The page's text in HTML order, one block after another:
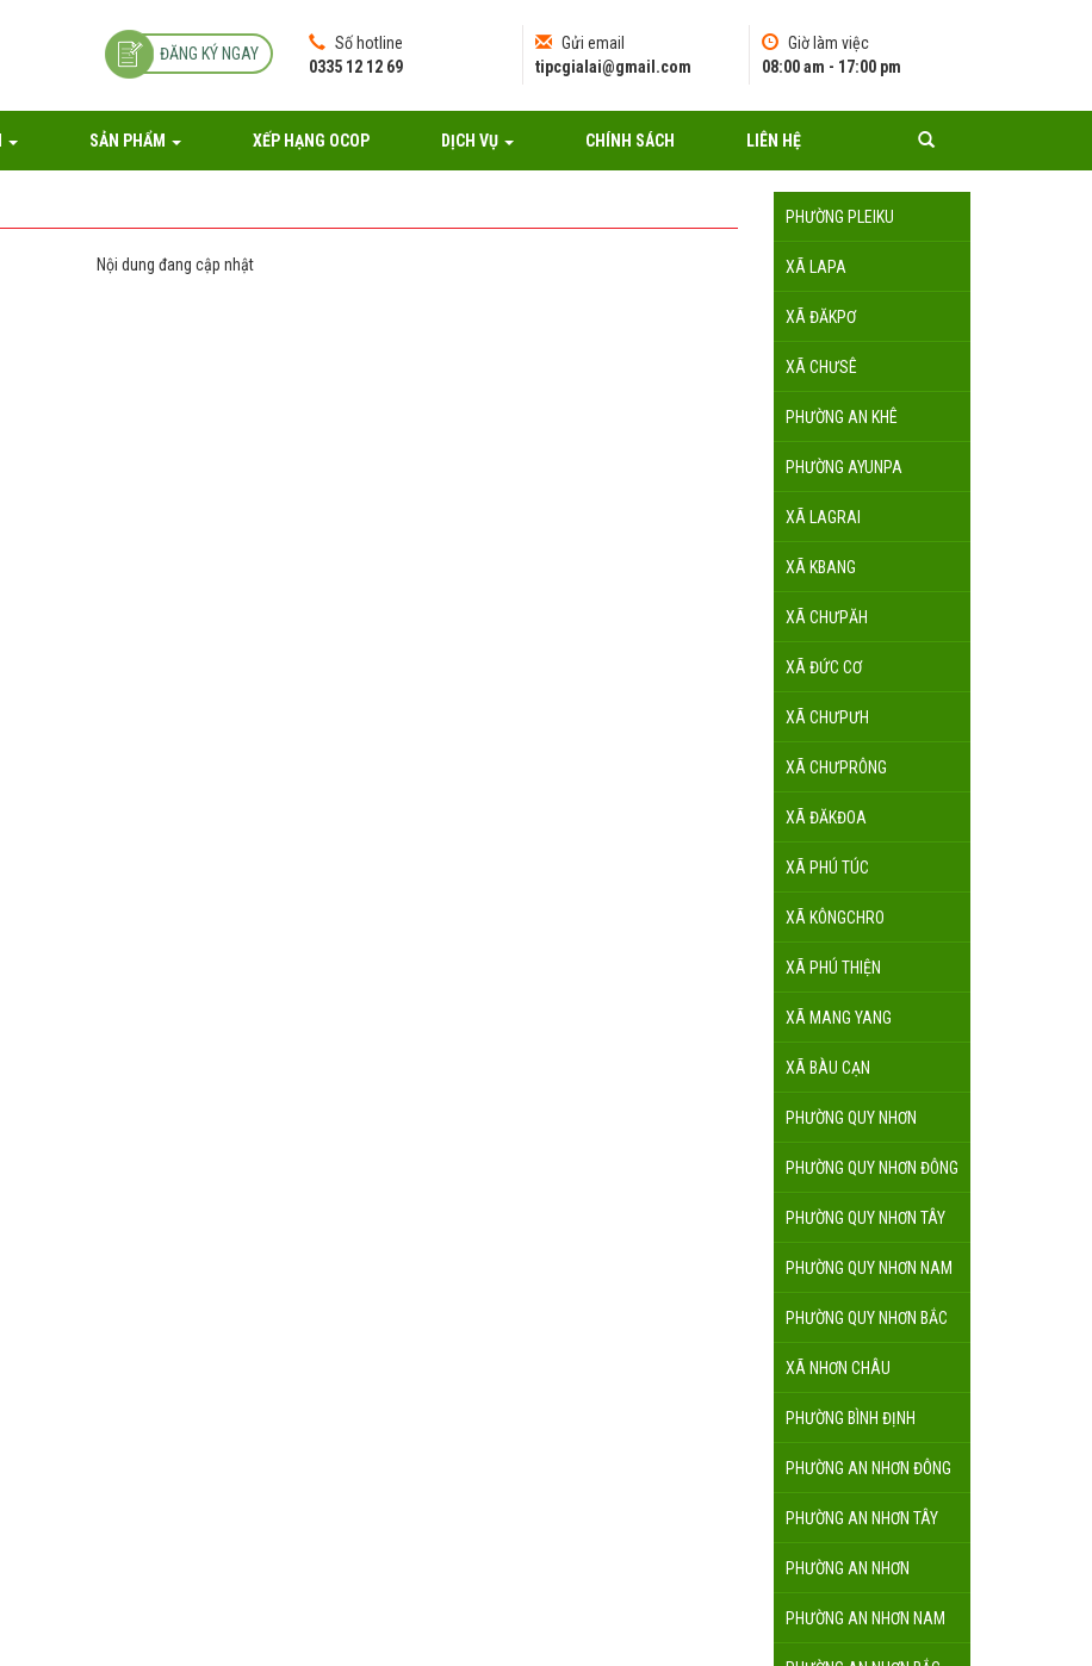
ĐĂNG KÝ NGAY
Số hotline
0335 12 12 69
Gửi email
tipcgialai@gmail.com
Giờ làm việc
08:00 am - 17:00 pm
SẢN PHẨM XẾP HẠNG OCOP DỊCH VỤ CHÍNH SÁCH LIÊN HỆ
Nội dung đang cập nhật
PHƯỜNG PLEIKU
XÃ LAPA
XÃ ĐĂKPƠ
XÃ CHƯSÊ
PHƯỜNG AN KHÊ
PHƯỜNG AYUNPA
XÃ LAGRAI
XÃ KBANG
XÃ CHƯPĂH
XÃ ĐỨC CƠ
XÃ CHƯPƯH
XÃ CHƯPRÔNG
XÃ ĐĂKĐOA
XÃ PHÚ TÚC
XÃ KÔNGCHRO
XÃ PHÚ THIỆN
XÃ MANG YANG
XÃ BÀU CẠN
PHƯỜNG QUY NHƠN
PHƯỜNG QUY NHƠN ĐÔNG
PHƯỜNG QUY NHƠN TÂY
PHƯỜNG QUY NHƠN NAM
PHƯỜNG QUY NHƠN BẮC
XÃ NHƠN CHÂU
PHƯỜNG BÌNH ĐỊNH
PHƯỜNG AN NHƠN ĐÔNG
PHƯỜNG AN NHƠN TÂY
PHƯỜNG AN NHƠN
PHƯỜNG AN NHƠN NAM